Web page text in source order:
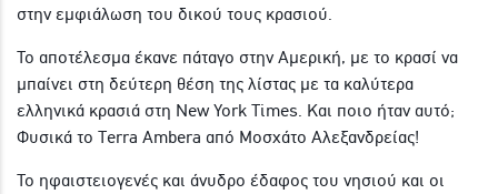
στην εμφιάλωση του δικού τους κρασιού.
Το αποτέλεσμα έκανε πάταγο στην Αμερική, με το κρασί να
μπαίνει στη δεύτερη θέση της λίστας με τα καλύτερα
ελληνικά κρασιά στη New York Times. Και ποιο ήταν αυτό;
Φυσικά το Terra Ambera από Μοσχάτο Αλεξανδρείας!
Το ηφαιστειογενές και άνυδρο έδαφος του νησιού και οι